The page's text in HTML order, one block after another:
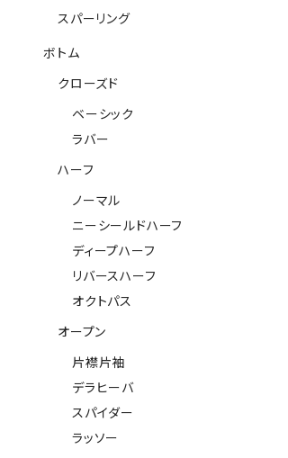
スパーリング
ボトム
クローズド
ベーシック
ラバー
ハーフ
ノーマル
ニーシールドハーフ
ディープハーフ
リバースハーフ
オクトパス
オープン
片襟片袖
デラヒーバ
スパイダー
ラッソー